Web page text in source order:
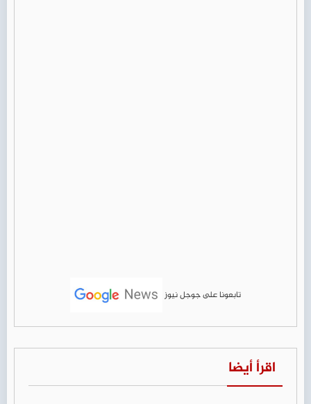
تابعونا على جوجل نيوز
اقرأ أيضا